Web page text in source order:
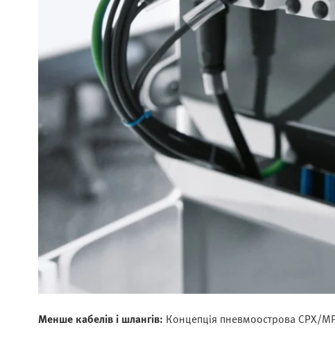
Менше кабелів і шлангів: Концепція пневмоострова CPX/